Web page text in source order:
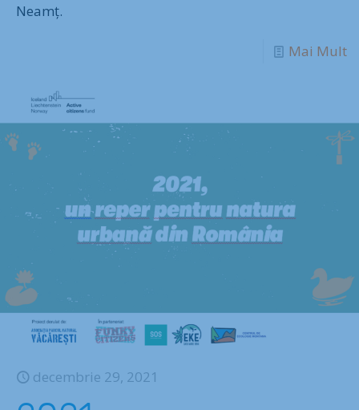
Neamț.
Mai Mult
decembrie 29, 2021